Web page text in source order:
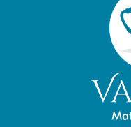
producto